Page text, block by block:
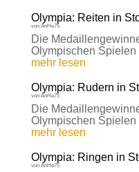
Olympia: Reiten in
von AnHe75
Die
Olympischen
mehr lesen
Olympia: Rudern in
von AnHe75
Die
Olympischen
mehr lesen
Olympia: Ringen in
von AnHe75